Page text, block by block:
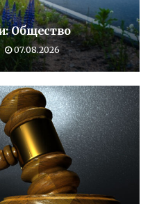
Общество
07.08.2026